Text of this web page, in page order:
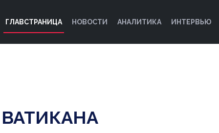
ГЛАВСТРАНИЦА НОВОСТИ АНАЛИТИКА ИНТЕРВЬЮ